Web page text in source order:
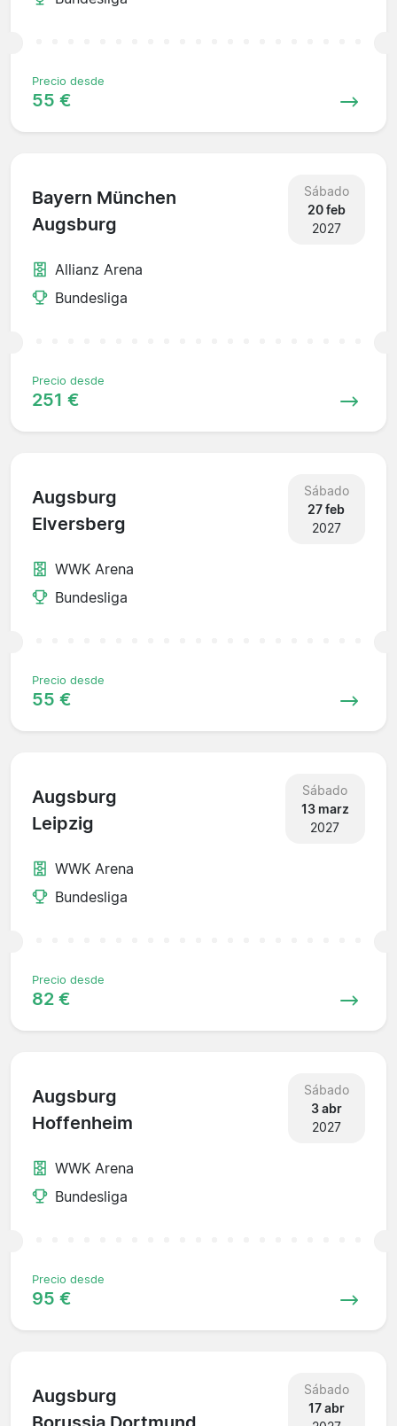
Precio desde
55 €
Bayern München
Augsburg
Sábado
20 feb
2027
Allianz Arena
Bundesliga
Precio desde
251 €
Augsburg
Elversberg
Sábado
27 feb
2027
WWK Arena
Bundesliga
Precio desde
55 €
Augsburg
Leipzig
Sábado
13 marz
2027
WWK Arena
Bundesliga
Precio desde
82 €
Augsburg
Hoffenheim
Sábado
3 abr
2027
WWK Arena
Bundesliga
Precio desde
95 €
Augsburg
Sábado
17 abr